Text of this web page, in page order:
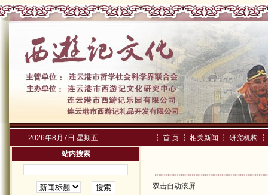
2026年8月7日 星期五 ┇ 首 页 ┇ 相关新闻 ┇ 研究机构
┇
站内搜索
双击自动滚屏